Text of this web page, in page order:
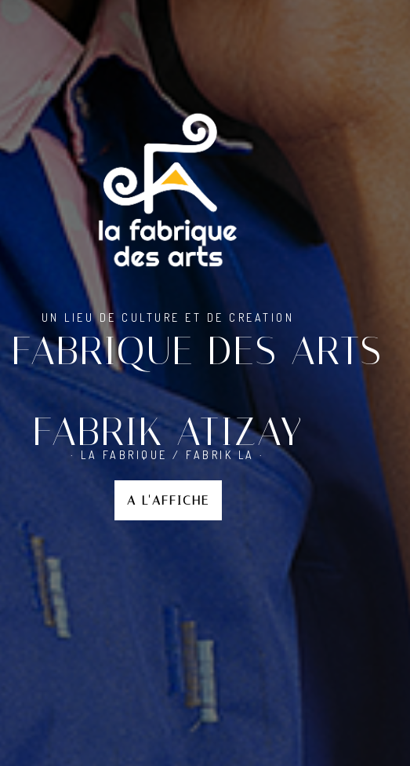
MOTEUR DU VIVRE ENSEMBLE
DES ARTS
-
FABRIK ATIZAY
· LA FABRIQUE / FABRIK LA ·
A L'AFFICHE